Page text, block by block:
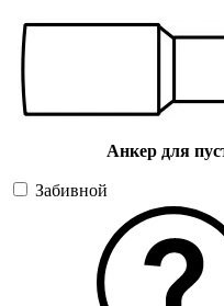
Анкер для
Забивной